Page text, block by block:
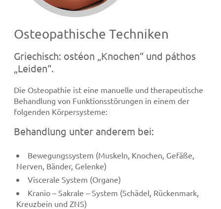
Osteopathische Techniken
Griechisch: ostéon „Knochen“ und páthos
„Leiden“.
Die Osteopathie ist eine manuelle und therapeutische
Behandlung von Funktionsstörungen in einem der
folgenden Körpersysteme:
Behandlung unter anderem bei:
Bewegungssystem (Muskeln, Knochen, Gefäße,
Nerven, Bänder, Gelenke)
Viscerale System (Organe)
Kranio – Sakrale – System (Schädel, Rückenmark,
Kreuzbein und ZNS)